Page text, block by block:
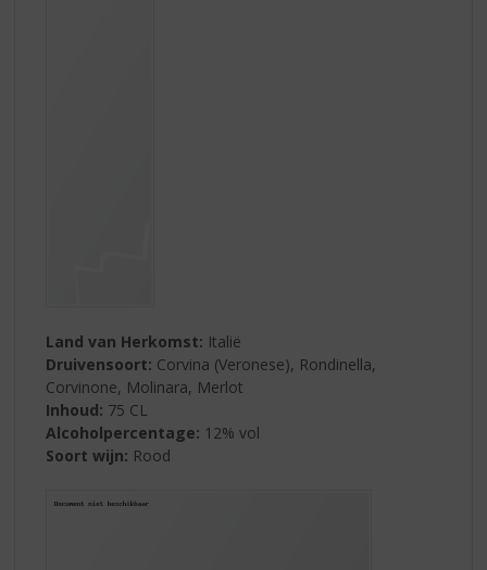
Land van Herkomst: Italië
Druivensoort: Corvina (Veronese), Rondinella,
Corvinone, Molinara, Merlot
Inhoud: 75 CL
Alcoholpercentage: 12% vol
Soort wijn: Rood